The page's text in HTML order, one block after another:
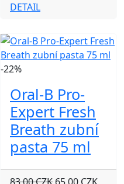
DETAIL
-22%
Oral-B Pro-
Expert Fresh
Breath zubní
pasta 75 ml